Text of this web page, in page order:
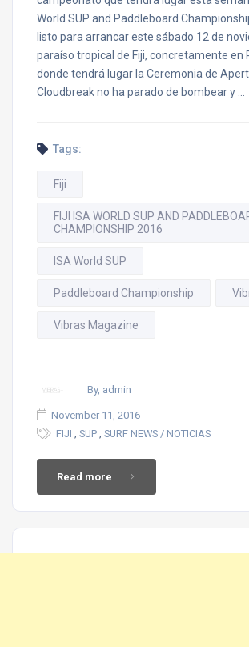
World SUP and Paddleboard
listo para arrancar este sábado 12 de
paraíso tropical de Fiji, concretamente en
donde tendrá lugar la Ceremonia de
Cloudbreak no ha parado de bombear y …
Tags:
Fiji
FIJI ISA WORLD SUP AND
CHAMPIONSHIP 2016
ISA World SUP
Paddleboard Championship
Vibras Magazine
By, admin
November 11, 2016
FIJI , SUP , SURF NEWS / NOTICIAS
Read more